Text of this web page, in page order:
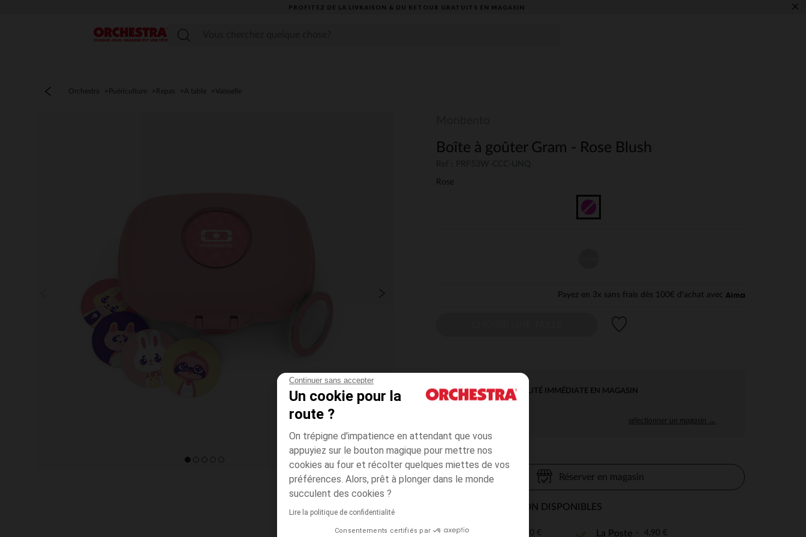
Continuer sans accepter
Un cookie pour la
route ?
On trépigne d'impatience en attendant que vous
appuyiez sur le bouton magique pour mettre nos
cookies au four et récolter quelques miettes de vos
préférences. Alors, prêt à plonger dans le monde
succulent des cookies ?
Lire la politique de confidentialité
Consentements certifiés par
PROFITEZ DE LA LIVRAISON & DU RETOUR GRATUITS EN MAGASIN​ ×
Menu
Orchestra Puériculture Repas A table Vaisselle
Boîte à goûter Gram - Rose Blush
Rose
Payez en 3x sans frais dès 100€ d'achat avec
DISPONIBILITÉ IMMÉDIATE EN MAGASIN
sélectionner un magasin →
Réserver en magasin
MODES DE LIVRAISON DISPONIBLES
Point Relais 4,90 € La Poste 4,90 €